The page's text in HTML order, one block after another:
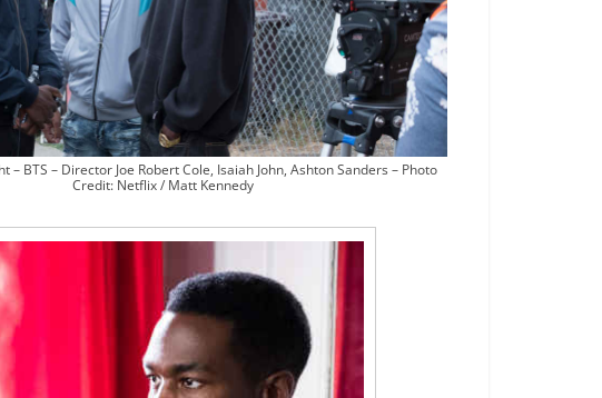
– BTS – Director Joe Robert Cole, Isaiah John, Ashton Sanders – Photo
Credit: Netflix / Matt Kennedy